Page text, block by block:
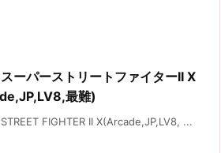
ーパーストリートファイターII X
最難)
STREET FIGHTER II X(Arcade,JP,LV8, ...